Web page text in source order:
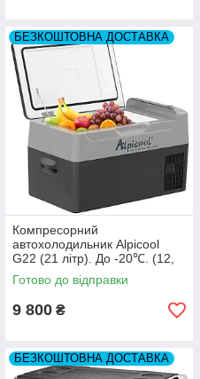
БЕЗКОШТОВНА ДОСТАВКА
Компресорний
автохолодильник Alpicool
G22 (21 літр). До -20℃. (12,
24, 220 вольт)
Готово до відправки
9 800 ₴
БЕЗКОШТОВНА ДОСТАВКА